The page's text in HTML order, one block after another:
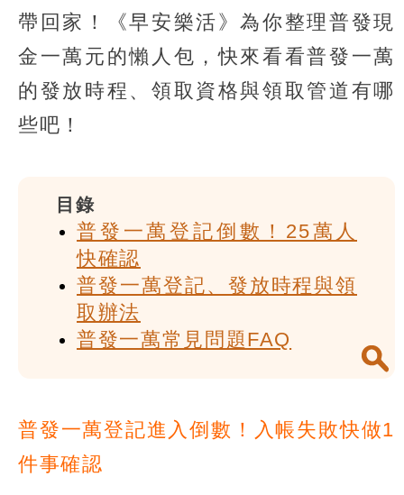
帶回家！《早安樂活》為你整理普發現
金一萬元的懶人包，快來看看普發一萬
的發放時程、領取資格與領取管道有哪
些吧！
目錄
普發一萬登記倒數！25萬人
快確認
普發一萬登記、發放時程與領
取辦法
普發一萬常見問題FAQ
普發一萬登記進入倒數！入帳失敗快做1
件事確認